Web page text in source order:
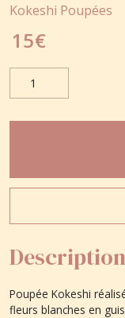
Kokeshi Poupées
15€
Description
Poupée Kokeshi
fleurs blanches en